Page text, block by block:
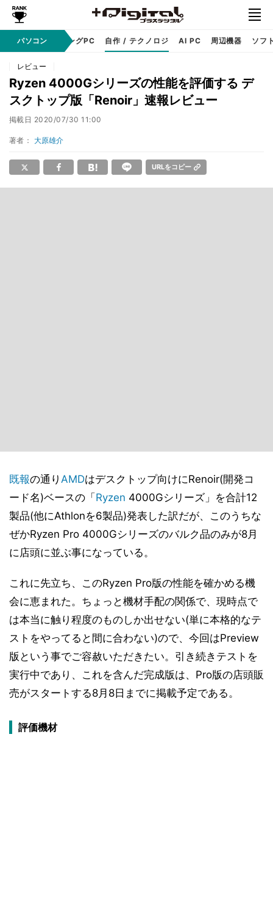
パソコン
PC本体 ゲーミングPC 自作 / テクノロジ AI PC 周辺機器 ソフ
レビュー
Ryzen 4000Gシリーズの性能を評価する デ
スクトップ版「Renoir」速報レビュー
掲載日 2020/07/30 11:00
著者： 大原雄介
URLをコピー
既報の通り AMDはデスクトップ向けにRenoir(開発コ
ード名)ベースの「 Ryzen 4000Gシリーズ」を合計12
製品(他にAthlonを6製品)発表した訳だが、このうちな
ぜかRyzen Pro 4000Gシリーズのバルク品のみが8月
に店頭に並ぶ事になっている。
これに先立ち、このRyzen Pro版の性能を確かめる機
会に恵まれた。ちょっと機材手配の関係で、現時点で
は本当に触り程度のものしか出せない(単に本格的なテ
ストをやってると間に合わない)ので、今回はPreview
版という事でご容赦いただきたい。引き続きテストを
実行中であり、これを含んだ完成版は、Pro版の店頭販
売がスタートする8月8日までに掲載予定である。
評価機材